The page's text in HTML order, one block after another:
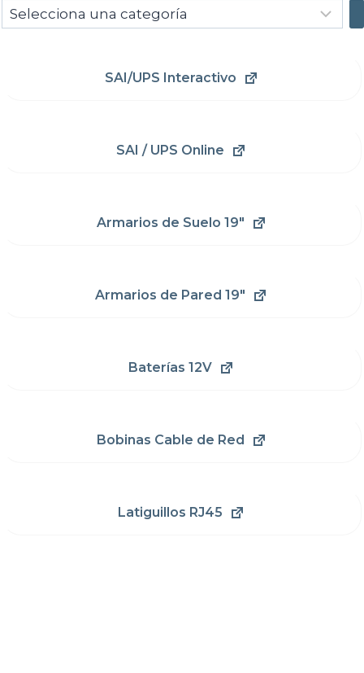
Selecciona
una
SAI/UPS Interactivo
SAI / UPS Online
Armarios de Suelo 19"
Armarios de Pared 19"
Baterías 12V
Bobinas Cable de Red
Latiguillos RJ45